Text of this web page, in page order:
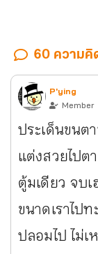
60 ความคิ
P'ying
Member
ประเด็นขน
แต่งสวยไปต
ตู้มเดียว จบ
ขนาดเราไป
ปลอมไป ไม่